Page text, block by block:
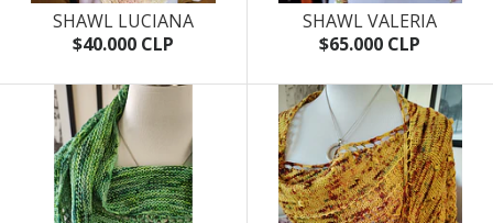
SHAWL LUCIANA
$40.000 CLP
SHAWL VALERIA
$65.000 CLP